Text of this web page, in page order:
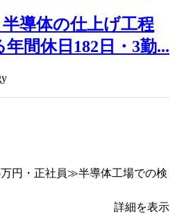
半導体の仕上げ工程
間休日182日・3勤...
円・正社員≫半導体工場での検
詳細を表示